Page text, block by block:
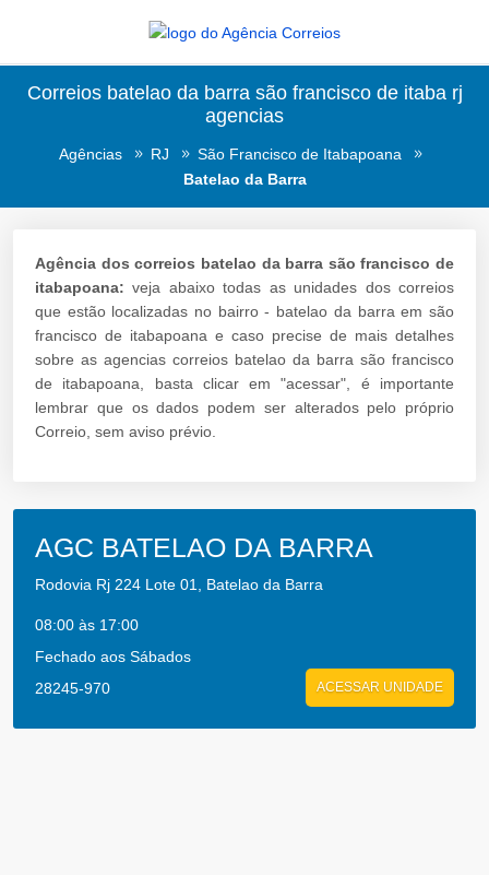
Correios batelao da barra são francisco de itaba rj
agencias
Agências RJ
São Francisco de Itabapoana
Batelao da Barra
Agência dos correios batelao da barra são francisco de
itabapoana: veja abaixo todas as unidades dos correios
que estão localizadas no bairro - batelao da barra em são
francisco de itabapoana e caso precise de mais detalhes
sobre as agencias correios batelao da barra são francisco
de itabapoana, basta clicar em "acessar", é importante
lembrar que os dados podem ser alterados pelo próprio
Correio, sem aviso prévio.
AGC BATELAO DA BARRA
Rodovia Rj 224 Lote 01, Batelao da Barra
08:00 às 17:00
Fechado aos Sábados
28245-970
ACESSAR UNIDADE